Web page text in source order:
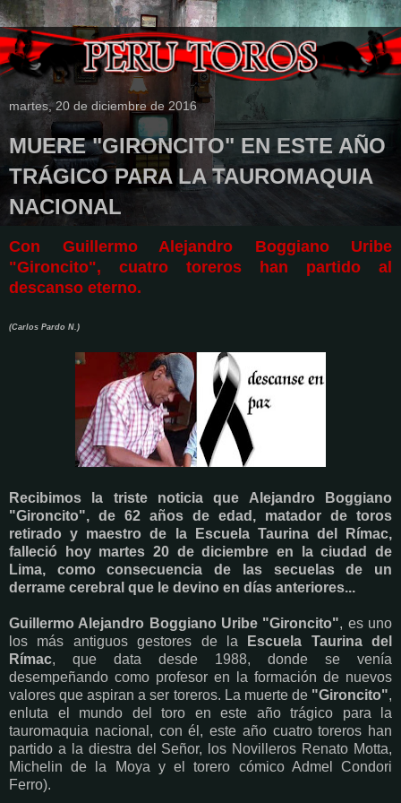
martes, 20 de diciembre de 2016
MUERE "GIRONCITO" EN ESTE AÑO
TRÁGICO PARA LA TAUROMAQUIA
NACIONAL
Con Guillermo Alejandro Boggiano Uribe
"Gironcito", cuatro toreros han partido al
descanso eterno.
(Carlos Pardo N.)
Recibimos la triste noticia que Alejandro Boggiano
"Gironcito", de 62 años de edad, matador de toros
retirado y maestro de la Escuela Taurina del Rímac,
falleció hoy martes 20 de diciembre en la ciudad de
Lima, como consecuencia de las secuelas de un
derrame cerebral que le devino en días anteriores...
Guillermo Alejandro Boggiano Uribe "Gironcito", es uno
los más antiguos gestores de la
Escuela Taurina del
Rímac, que data desde 1988, donde se venía
desempeñando como profesor en la formación de nuevos
valores que aspiran a ser toreros. La muerte de "Gironcito",
enluta el mundo del toro en este año trágico para la
tauromaquia nacional, con él, este año cuatro toreros han
partido a la diestra del Señor, los Novilleros Renato Motta,
Michelin de la Moya y el torero cómico Admel Condori
Ferro).